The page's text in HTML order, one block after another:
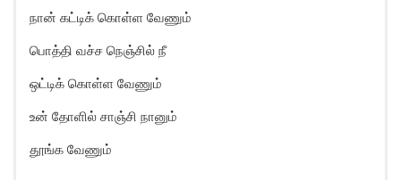
நான் கட்டிக் கொள்ள வேணும்
பொத்தி வச்ச நெஞ்சில் நீ
ஒட்டிக் கொள்ள வேணும்
உன் தோளில் சாஞ்சி நானும்
தூங்க வேணும்